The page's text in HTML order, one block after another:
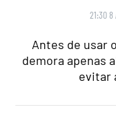
21:30 8
Antes de usar
demora apenas
evitar